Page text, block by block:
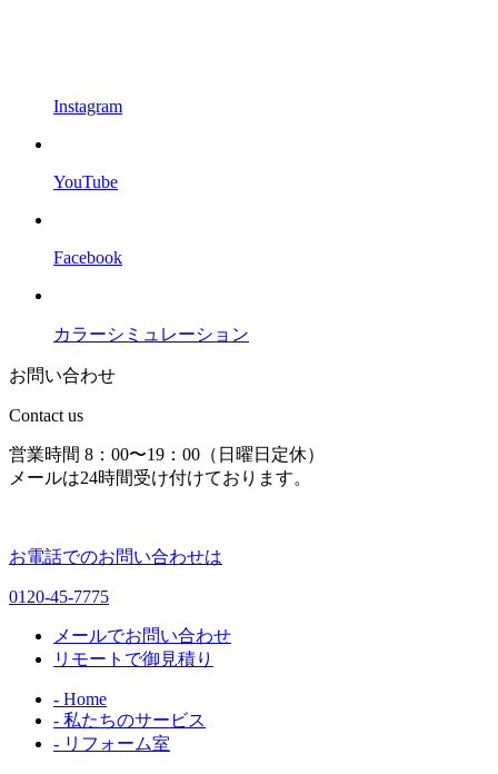
Instagram
YouTube
Facebook
カラーシミュレーション
お問い合わせ
Contact us
営業時間 8：00〜19：00（日曜日定休）
メールは24時間受け付けております。
お電話でのお問い合わせは
0120-45-7775
メールでお問い合わせ
リモートで御見積り
- Home
- 私たちのサービス
- リフォーム室